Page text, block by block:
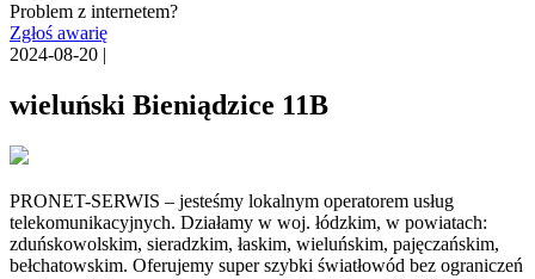
Problem z internetem?
Zgłoś awarię
2024-08-20 |
wieluński Bieniądzice 11B
PRONET-SERWIS – jesteśmy lokalnym operatorem usług
telekomunikacyjnych. Działamy w woj. łódzkim, w powiatach:
zduńskowolskim, sieradzkim, łaskim, wieluńskim, pajęczańskim,
bełchatowskim. Oferujemy super szybki światłowód bez ograniczeń